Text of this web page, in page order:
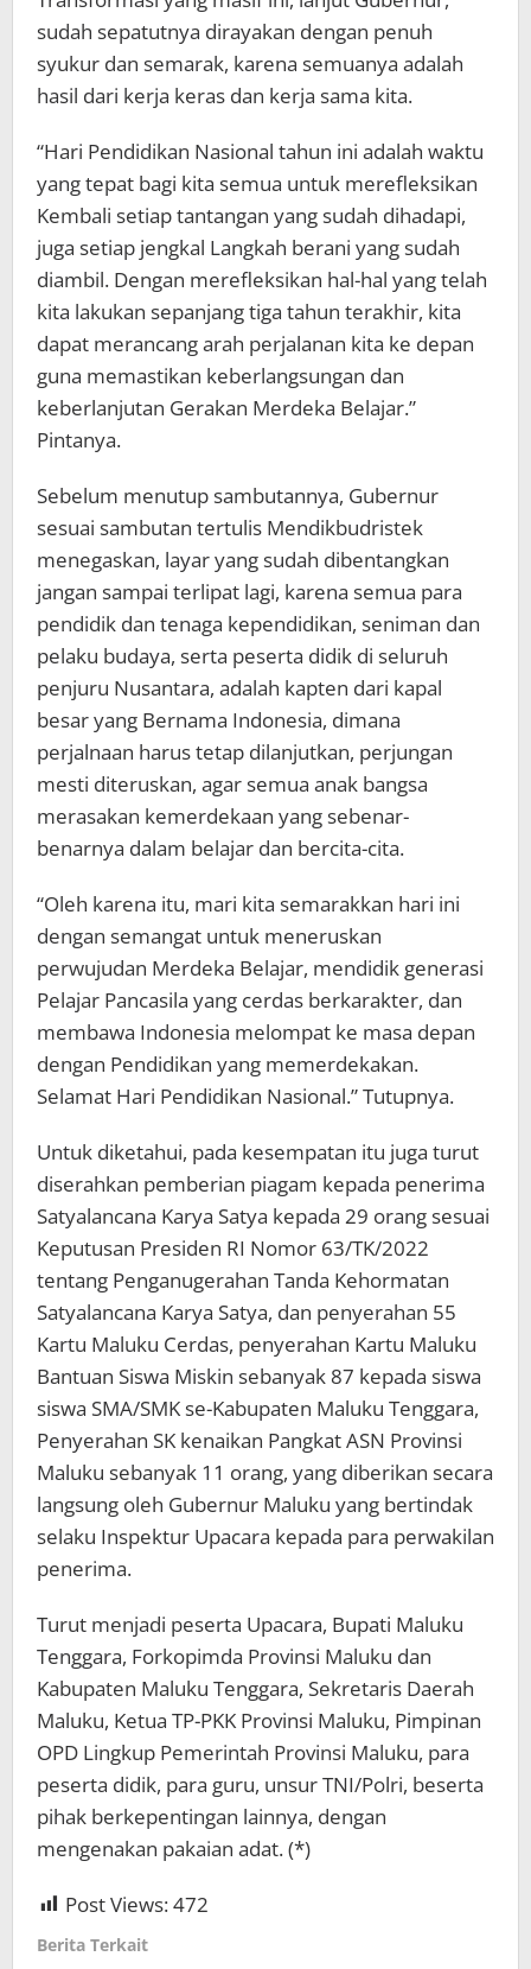
sudah sepatutnya dirayakan dengan penuh
syukur dan semarak, karena semuanya adalah
hasil dari kerja keras dan kerja sama kita.
“Hari Pendidikan Nasional tahun ini adalah waktu
yang tepat bagi kita semua untuk merefleksikan
Kembali setiap tantangan yang sudah dihadapi,
juga setiap jengkal Langkah berani yang sudah
diambil. Dengan merefleksikan hal-hal yang telah
kita lakukan sepanjang tiga tahun terakhir, kita
dapat merancang arah perjalanan kita ke depan
guna memastikan keberlangsungan dan
keberlanjutan Gerakan Merdeka Belajar.”
Pintanya.
Sebelum menutup sambutannya, Gubernur
sesuai sambutan tertulis Mendikbudristek
menegaskan, layar yang sudah dibentangkan
jangan sampai terlipat lagi, karena semua para
pendidik dan tenaga kependidikan, seniman dan
pelaku budaya, serta peserta didik di seluruh
penjuru Nusantara, adalah kapten dari kapal
besar yang Bernama Indonesia, dimana
perjalnaan harus tetap dilanjutkan, perjungan
mesti diteruskan, agar semua anak bangsa
merasakan kemerdekaan yang sebenar-
benarnya dalam belajar dan bercita-cita.
“Oleh karena itu, mari kita semarakkan hari ini
dengan semangat untuk meneruskan
perwujudan Merdeka Belajar, mendidik generasi
Pelajar Pancasila yang cerdas berkarakter, dan
membawa Indonesia melompat ke masa depan
dengan Pendidikan yang memerdekakan.
Selamat Hari Pendidikan Nasional.” Tutupnya.
Untuk diketahui, pada kesempatan itu juga turut
diserahkan pemberian piagam kepada penerima
Satyalancana Karya Satya kepada 29 orang sesuai
Keputusan Presiden RI Nomor 63/TK/2022
tentang Penganugerahan Tanda Kehormatan
Satyalancana Karya Satya, dan penyerahan 55
Kartu Maluku Cerdas, penyerahan Kartu Maluku
Bantuan Siswa Miskin sebanyak 87 kepada siswa
siswa SMA/SMK se-Kabupaten Maluku Tenggara,
Penyerahan SK kenaikan Pangkat ASN Provinsi
Maluku sebanyak 11 orang, yang diberikan secara
langsung oleh Gubernur Maluku yang bertindak
selaku Inspektur Upacara kepada para perwakilan
penerima.
Turut menjadi peserta Upacara, Bupati Maluku
Tenggara, Forkopimda Provinsi Maluku dan
Kabupaten Maluku Tenggara, Sekretaris Daerah
Maluku, Ketua TP-PKK Provinsi Maluku, Pimpinan
OPD Lingkup Pemerintah Provinsi Maluku, para
peserta didik, para guru, unsur TNI/Polri, beserta
pihak berkepentingan lainnya, dengan
mengenakan pakaian adat. (*)
Post Views:472
Berita Terkait